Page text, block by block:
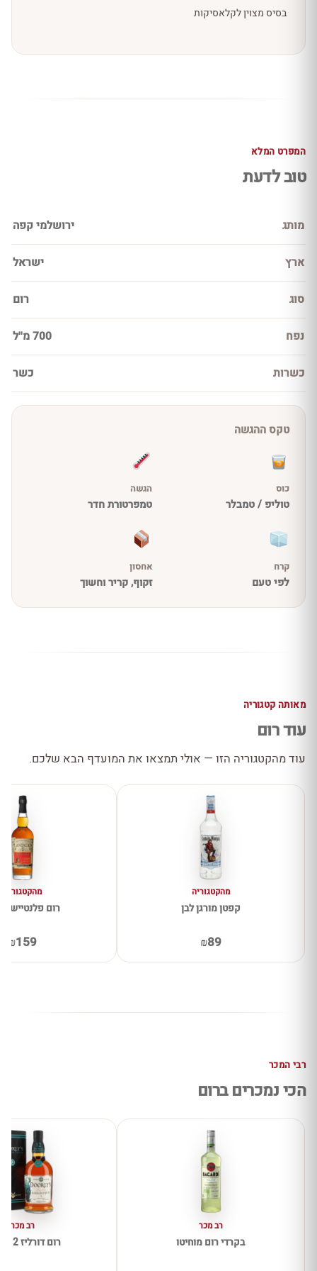
בסיס מצוין לקלאסיקות
המפרט המלא
טוב לדעת
מותג ירושלמי קפה
ארץ ישראל
סוג רום
נפח 700 מ''ל
כשרות כשר
טקס ההגשה
כוס
טוליפ / טמבלר
הגשה
טמפרטורת חדר
קרח
לפי טעם
אחסון
זקוף, קריר וחשוך
מאותה קטגוריה
עוד רום
עוד מהקטגוריה הזו — אולי תמצאו את המועדף הבא שלכם.
מהקטגוריה
קפטן מורגן לבן
₪89
מהקטגוריה
רום פלנטיישן
₪159
רבי המכר
הכי נמכרים ברום
רב מכר
בקרדי רום מוחיטו
רב מכר
רום דורליז 12 שנים